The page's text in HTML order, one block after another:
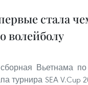
стала
волейболу
Вьетнама
турнира SEA V.Cup